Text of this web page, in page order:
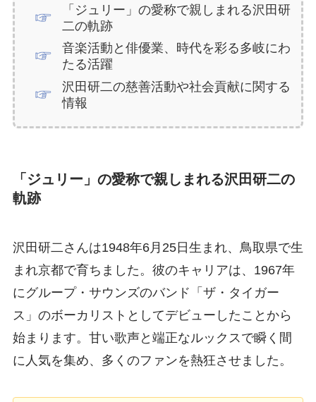
「ジュリー」の愛称で親しまれる沢田研
二の軌跡
音楽活動と俳優業、時代を彩る多岐にわ
たる活躍
沢田研二の慈善活動や社会貢献に関する
情報
「ジュリー」の愛称で親しまれる沢田研二の
軌跡
沢田研二さんは1948年6月25日生まれ、鳥取県で生
まれ京都で育ちました。彼のキャリアは、1967年
にグループ・サウンズのバンド「ザ・タイガー
ス」のボーカリストとしてデビューしたことから
始まります。甘い歌声と端正なルックスで瞬く間
に人気を集め、多くのファンを熱狂させました。